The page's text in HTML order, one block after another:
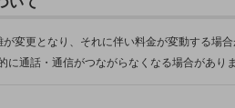
変更となり、それに伴い料金が変動する場
に通話・通信がつながらなくなる場合があり